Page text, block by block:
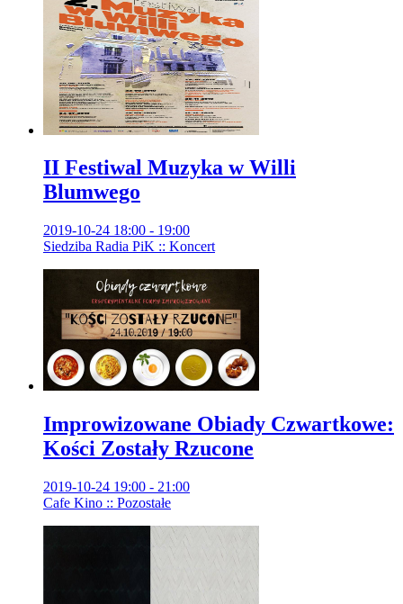
II Festiwal Muzyka w Willi
Blumwego
2019-10-24 18:00 - 19:00
Siedziba Radia PiK :: Koncert
Improwizowane Obiady Czwartkowe:
Kości Zostały Rzucone
2019-10-24 19:00 - 21:00
Cafe Kino :: Pozostałe